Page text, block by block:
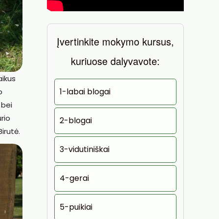
Įvertinkite mokymo kursus,
kuriuose dalyvavote:
1-labai blogai
2-blogai
3-vidutiniškai
4-gerai
5-puikiai